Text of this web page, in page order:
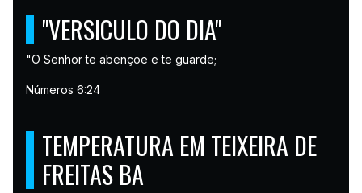
''VERSICULO DO DIA''
"O Senhor te abençoe e te guarde;
Números 6:24
TEMPERATURA EM TEIXEIRA DE
FREITAS BA